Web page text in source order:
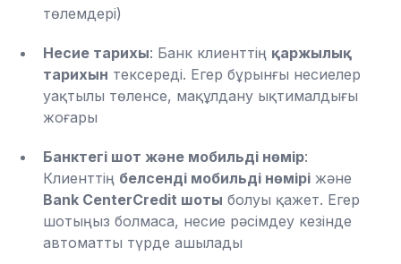
төлемдері)
Несие тарихы: Банк клиенттің қаржылық
тарихын тексереді. Егер бұрынғы несиелер
уақтылы төленсе, мақұлдану ықтималдығы
жоғары
Банктегі шот және мобильді нөмір:
Клиенттің белсенді мобильді нөмірі және
Bank CenterCredit шоты болуы қажет. Егер
шотыңыз болмаса, несие рәсімдеу кезінде
автоматты түрде ашылады